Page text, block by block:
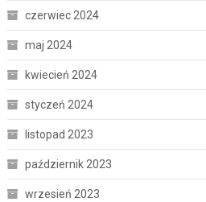
czerwiec 2024
maj 2024
kwiecień 2024
styczeń 2024
listopad 2023
październik 2023
wrzesień 2023